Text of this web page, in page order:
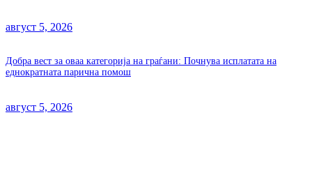
август 5, 2026
Добра вест за оваа категорија на граѓани: Почнува исплатата на
еднократната парична помош
август 5, 2026